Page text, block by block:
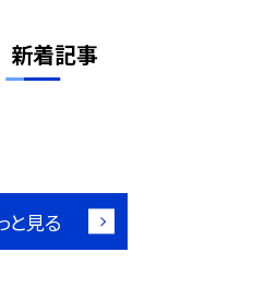
新着記事
と見る